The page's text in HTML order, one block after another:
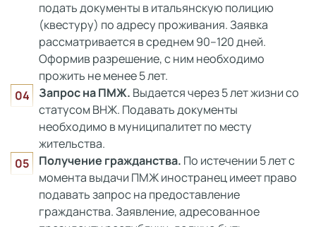
подать документы в итальянскую полицию
(квестуру) по адресу проживания. Заявка
рассматривается в среднем 90–120 дней.
Оформив разрешение, с ним необходимо
прожить не менее 5 лет.
Запрос на ПМЖ. Выдается через 5 лет жизни со
статусом ВНЖ. Подавать документы
необходимо в муниципалитет по месту
жительства.
Получение гражданства. По истечении 5 лет с
момента выдачи ПМЖ иностранец имеет право
подавать запрос на предоставление
гражданства. Заявление, адресованное